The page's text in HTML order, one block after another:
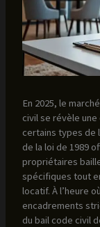
En 2025, le
civil se révèle
certains types de
de la loi de 1989
propriétaires
spécifiques tout
locatif. À l’heure
encadrements
du bail code civil